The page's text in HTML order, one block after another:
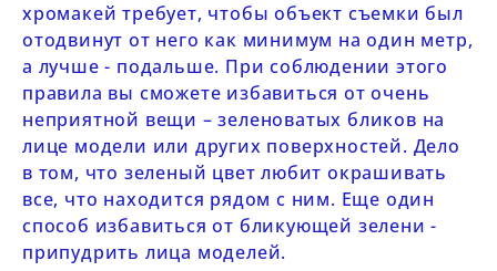
хромакей требует, чтобы объект съемки был
отодвинут от него как минимум на один метр,
а лучше - подальше. При соблюдении этого
правила вы сможете избавиться от очень
неприятной вещи – зеленоватых бликов на
лице модели или других поверхностей. Дело
в том, что зеленый цвет любит окрашивать
все, что находится рядом с ним. Еще один
способ избавиться от бликующей зелени -
припудрить лица моделей.